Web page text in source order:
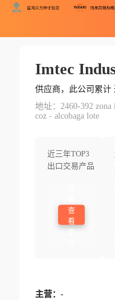
供应商，此公司累计
地址：2460-392 zona
coz - alcobaga lote
近三年TOP3
出口交易产品
查
看
主营： -